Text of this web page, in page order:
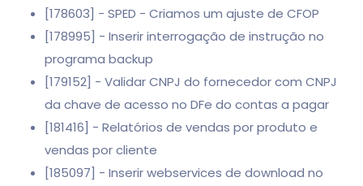
[178603] - SPED - Criamos um ajuste de CFOP
[178995] - Inserir interrogação de instrução no
programa backup
[179152] - Validar CNPJ do fornecedor com CNPJ
da chave de acesso no DFe do contas a pagar
[181416] - Relatórios de vendas por produto e
vendas por cliente
[185097] - Inserir webservices de download no